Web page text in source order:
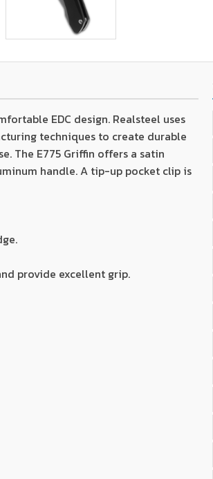
EDC design. Realsteel uses
techniques to create durable
The E775 Griffin offers a satin
handle. A tip-up pocket clip is
provide excellent grip.